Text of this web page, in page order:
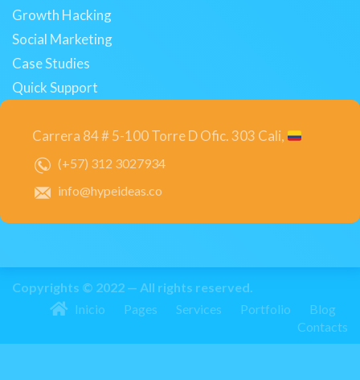
Growth Hacking
Social Marketing
Case Studies
Quick Support
Carrera 84 # 5-100 Torre D Ofic. 303 Cali,
(+57) 312 3027934
info@hypeideas.co
Copyrights © 2022 — All rights reserved.
Inicio
Pages Services Portfolio
Blog
Contacts